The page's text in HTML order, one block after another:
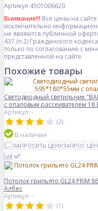
Артикул 4501006620
Внимание!!! Все цены на
исключительно
не являются публичной
437 (п.2) Гражданского
только по согласованию с
представленной на сайте.
Похожие товары
Светодиодный светильник
с опаловым рассеивателем 18
Артикул: -
(2)
В наличии
ЗАПРОСИТЬ ЦЕНУЗАПРОС
Потолок грильято GL24 PRIM
Албес
Артикул: -
(1)